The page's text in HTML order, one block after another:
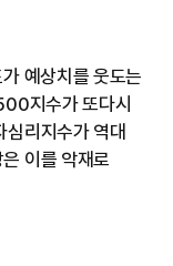
예상치를 웃도는
지수가 또다시
심리지수가 역대
이를 악재로